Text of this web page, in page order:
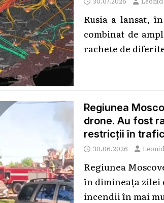
Rusia a lansat,
combinat de
rachete de
Regiunea
drone. Au fost
restricții în
30.06.2026
Regiunea
în dimineața zilei
incendii în mai